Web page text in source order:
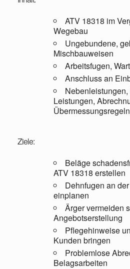
ATV 18318 im
Wegebau
Ungebundene,
Mischbauweisen
Arbeitsfugen,
Anschluss an
Leistungen,
Übermessungsregeln
Ziele:
Beläge
ATV 18318 erstellen
Dehnfugen an
einplanen
Ärger vermeiden
Angebotserstellung
Pflegehinweise
Kunden bringen
Problemlose
Belagsarbeiten